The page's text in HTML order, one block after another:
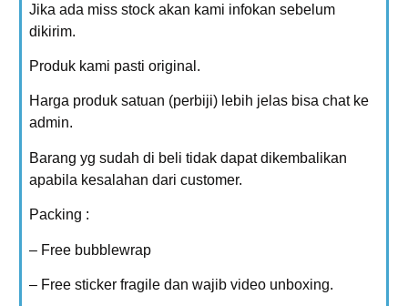
Jika ada miss stock akan kami infokan sebelum
dikirim.
Produk kami pasti original.
Harga produk satuan (perbiji) lebih jelas bisa chat ke
admin.
Barang yg sudah di beli tidak dapat dikembalikan
apabila kesalahan dari customer.
Packing :
– Free bubblewrap
– Free sticker fragile dan wajib video unboxing.